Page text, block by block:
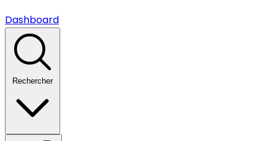
Dashboard
Rechercher